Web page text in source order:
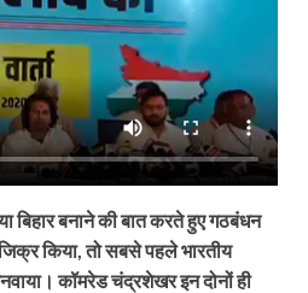
बनाने की बात करते हुए गठबंधन
किया, तो सबसे पहले भारतीय
कॉमरेड चंद्रशेखर इन दोनों ही